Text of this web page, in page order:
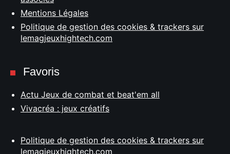
Mentions Légales
Politique de gestion des cookies & trackers sur
lemagjeuxhightech.com
Favoris
Actu Jeux de combat et beat'em all
Vivacréa : jeux créatifs
Politique de gestion des cookies & trackers sur
lemagjeuxhightech.com